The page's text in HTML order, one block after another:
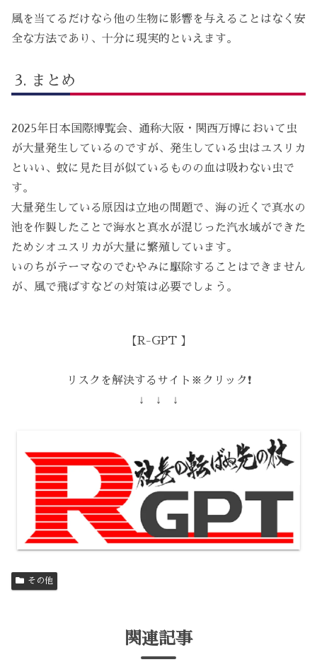
風を当てるだけなら他の生物に影響を与えることはなく安
全な方法であり、十分に現実的といえます。
まとめ
2025年日本国際博覧会、通称大阪・関西万博において虫
が大量発生しているのですが、発生している虫はユスリカ
といい、蚊に見た目が似ているものの血は吸わない虫で
す。
大量発生している原因は立地の問題で、海の近くで真水の
池を作製したことで海水と真水が混じった汽水域ができた
ためシオユスリカが大量に繁殖しています。
いのちがテーマなのでむやみに駆除することはできません
が、風で飛ばすなどの対策は必要でしょう。
【R-GPT 】
リスクを解決するサイト※クリック❗️
↓ ↓ ↓
その他
関連記事